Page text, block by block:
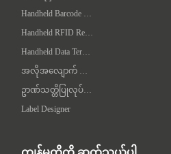
Handheld Barcode Scanner
Handheld RFID Reader/Writer
Handheld Data Terminal
အလိုအလျောက် လက်တွဲချက် စက်
ဥာဏ်သတ္တိပြုလုပ်ရေး စက်
Label Designer